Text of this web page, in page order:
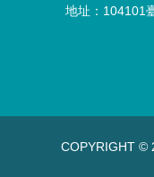
地址：104101
COPYRIGHT ©